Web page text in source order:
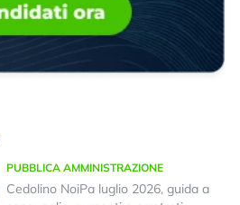
PUBBLICA AMMINISTRAZIONE
Cedolino NoiPa luglio 2026, guida a